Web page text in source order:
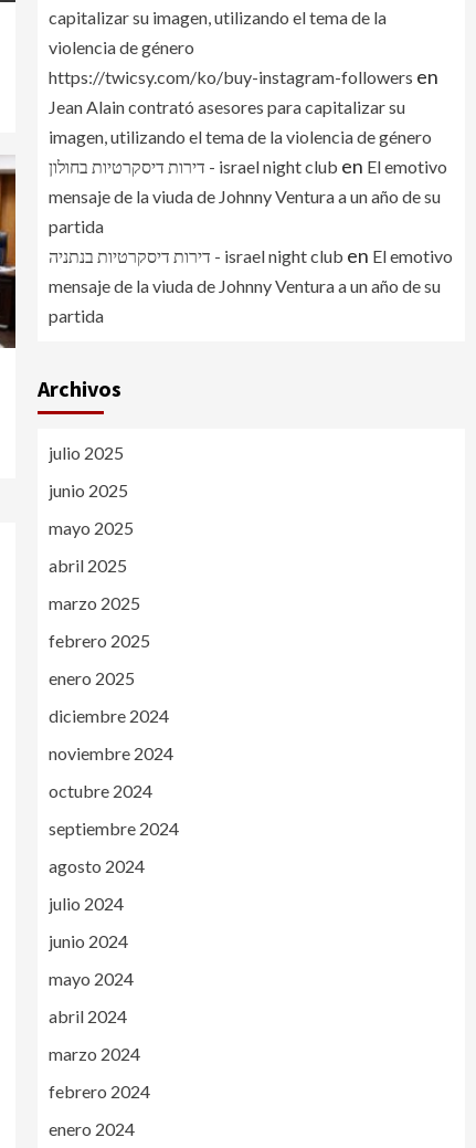
capitalizar su imagen, utilizando el tema de la
violencia de género
https://twicsy.com/ko/buy-instagram-followers en
Jean Alain contrató asesores para capitalizar su
imagen, utilizando el tema de la violencia de género
דירות דיסקרטיות בחולון - israel night club en El emotivo
mensaje de la viuda de Johnny Ventura a un año de su
partida
דירות דיסקרטיות בנתניה - israel night club en El emotivo
mensaje de la viuda de Johnny Ventura a un año de su
partida
Archivos
julio 2025
junio 2025
mayo 2025
abril 2025
marzo 2025
febrero 2025
enero 2025
diciembre 2024
noviembre 2024
octubre 2024
septiembre 2024
agosto 2024
julio 2024
junio 2024
mayo 2024
abril 2024
marzo 2024
febrero 2024
enero 2024